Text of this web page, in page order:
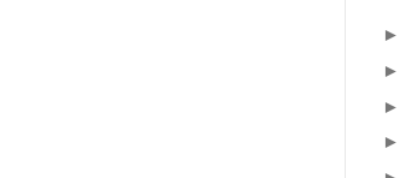
►
►
►
►